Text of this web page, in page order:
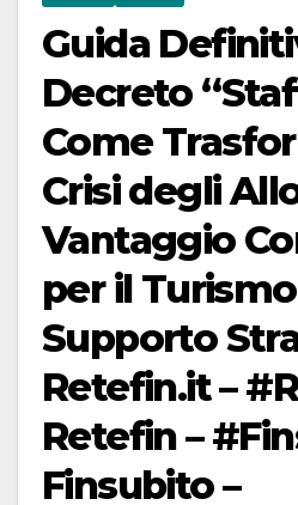
Guida
Decreto
Come
Crisi degli
Vantaggio
per il
Supporto
Retefin.it –
Retefin –
Finsubito –